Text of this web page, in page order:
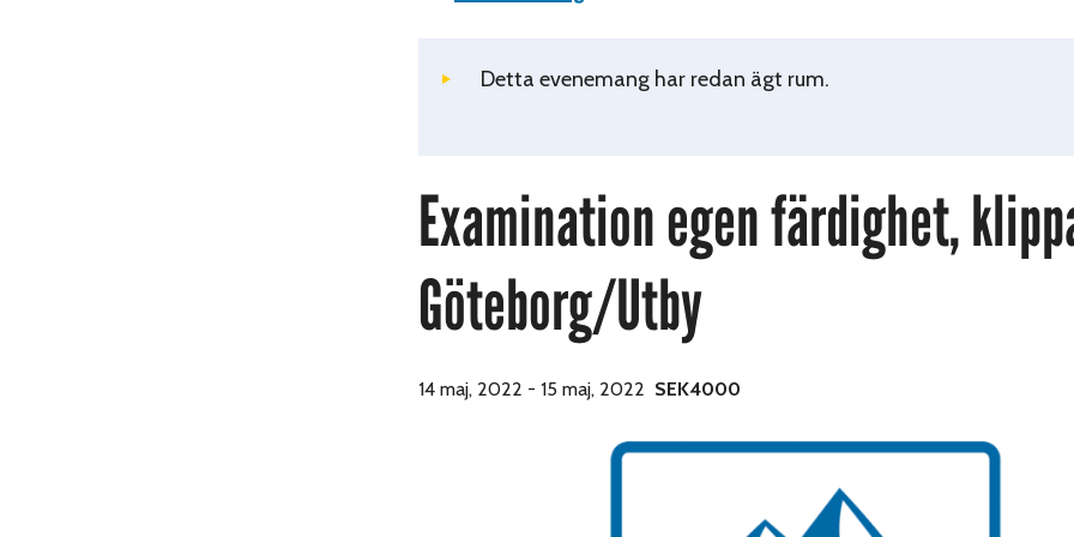
Detta evenemang har redan ägt rum.
Examination egen färdighet,
Göteborg/Utby
14 maj, 2022 - 15 maj, 2022 SEK4000